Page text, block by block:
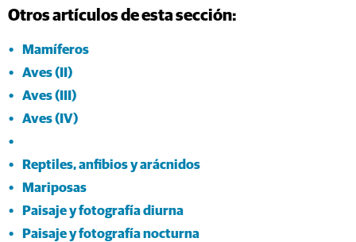
Otros artículos de esta sección:
Mamíferos
Aves (II)
Aves (III)
Aves (IV)
Reptiles, anfibios y arácnidos
Mariposas
Paisaje y fotografía diurna
Paisaje y fotografía nocturna